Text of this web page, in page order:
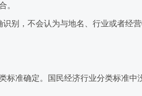
。
别，不会认为与地名、行业或者经
准确定。国民经济行业分类标准中